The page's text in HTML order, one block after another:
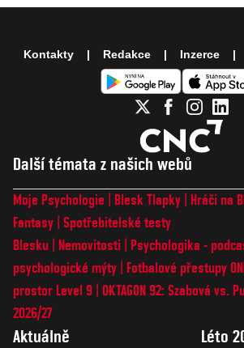
Další témata z našich webů
Moje Psychologie Blesk Tlapky Hráči na
Fantasy Spotřebitelské testy
Blesku
Nemovitosti
Psychologika -
psychologické mýty
Fotbalové přestupy
prostor Level 9 OKTAGON 92: Szabová vs.
2026/27
Aktuálně Léto
Kontakty Redakce Inzerce